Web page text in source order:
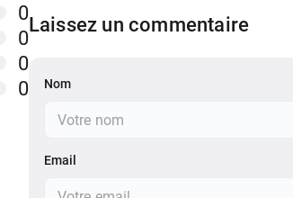
0
0
0
0
Laissez un commentaire
Nom
Email